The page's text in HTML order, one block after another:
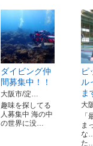
ダイビング仲
間募集中！！
大阪市/淀…
趣味を探してる
人募集中 海の中
の世界に没…
ピ
ル
ま
大
「
ま
な
た…